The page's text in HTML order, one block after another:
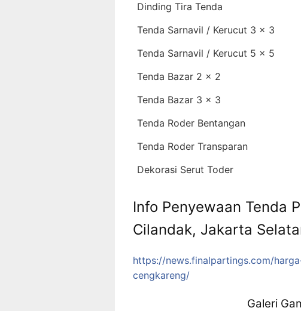
Dinding Tira Tenda
Tenda Sarnavil / Kerucut 3 x 3
Tenda Sarnavil / Kerucut 5 x 5
Tenda Bazar 2 x 2
Tenda Bazar 3 x 3
Tenda Roder Bentangan
Tenda Roder Transparan
Dekorasi Serut Toder
Info Penyewaan Tenda
Cilandak, Jakarta
https://news.finalpartings.com/
cengkareng/
Galeri